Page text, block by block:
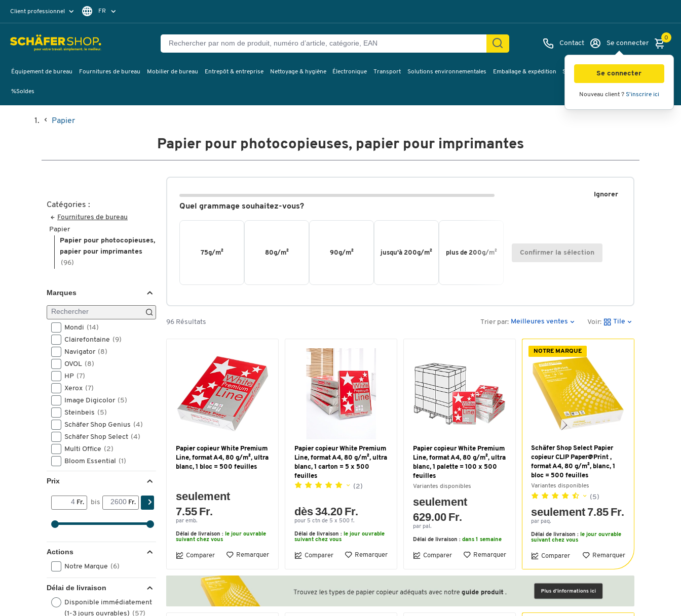
Client professionnel FR
EN Contact Se connecter
Se connecter
Nouveau client ? S'inscrire ici
0
Équipement de bureau Fournitures de bureau Mobilier de bureau Entrepôt & entreprise Nettoyage & hygiène Électronique Transport Solutions environnementales Emballage & expédition Service & Planification Inspirations
%Soldes
Papier
Papier pour photocopieuses, papier pour imprimantes
Catégories :
Fournitures de bureau
Papier
Papier pour photocopieuses,
papier pour imprimantes
(96)
Marques
Mondi (14)
Clairefontaine (9)
Navigator (8)
OVOL (8)
HP (7)
Xerox (7)
Image Digicolor (5)
Steinbeis (5)
Schäfer Shop Genius (4)
Schäfer Shop Select (4)
Multi Office (2)
Bloom Essential (1)
Bloom Excellent(1)
Elco switzerland(1)
Evercopy Prestige(1)
Forever Copy(1)
Prix
Fr. bis Fr.
Actions
Notre Marque (6)
Délai de livraison
Disponible immédiatement
(1-3 jours ouvrables) (57)
Quel grammage souhaitez-vous?
Ignorer
75g/m² 80g/m² 90g/m² jusqu'à 200g/m² plus de 200g/m² Confirmer la sélection
96 Résultats Trier par: Meilleures ventes Voir: Tile
Papier copieur White Premium
Line, format A4, 80 g/m², ultra
blanc, 1 bloc = 500 feuilles
seulement
7.55 Fr.
par emb.
Délai de livraison : le jour ouvrable
suivant chez vous
Comparer Remarquer
Papier copieur White Premium
Line, format A4, 80 g/m², ultra
blanc, 1 carton = 5 x 500
feuilles
(2)
dès 34.20 Fr.
pour 5 ctn de 5 x 500 f.
Délai de livraison : le jour ouvrable
suivant chez vous
Comparer Remarquer
Papier copieur White Premium
Line, format A4, 80 g/m², ultra
blanc, 1 palette = 100 x 500
feuilles
Variantes disponibles
seulement
629.00 Fr.
par pal.
Délai de livraison : dans 1 semaine
Comparer Remarquer
NOTRE MARQUE
Schäfer Shop Select Papier
copieur CLIP Paper@Print ,
format A4, 80 g/m², blanc, 1
bloc = 500 feuilles
Variantes disponibles
(5)
seulement 7.85 Fr.
par paq.
Délai de livraison : le jour ouvrable
suivant chez vous
Comparer Remarquer